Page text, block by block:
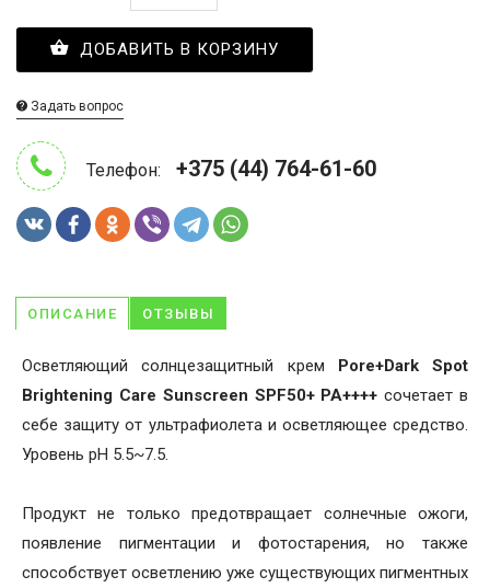
ДОБАВИТЬ В КОРЗИНУ
Задать вопрос
Телефон: +375 (44) 764-61-60
ОПИСАНИЕ ОТЗЫВЫ
Осветляющий солнцезащитный крем Pore+Dark Spot
Brightening Care Sunscreen SPF50+ PA++++ сочетает в
себе защиту от ультрафиолета и осветляющее средство.
Уровень pH 5.5~7.5.
Продукт не только предотвращает солнечные ожоги,
появление пигментации и фотостарения, но также
способствует осветлению уже существующих пигментных